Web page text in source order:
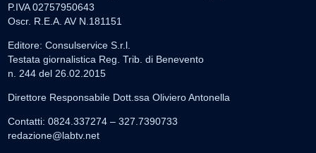
P.IVA 02757950643
Oscr. R.E.A. AV N.181151
Editore: Consulservice S.r.l.
Testata giornalistica Reg. Trib. di Benevento
n. 244 del 26.02.2015
Direttore Responsabile Dott.ssa Oliviero Antonella
Contatti: 0824.337274 – 327.7390733
redazione@labtv.net